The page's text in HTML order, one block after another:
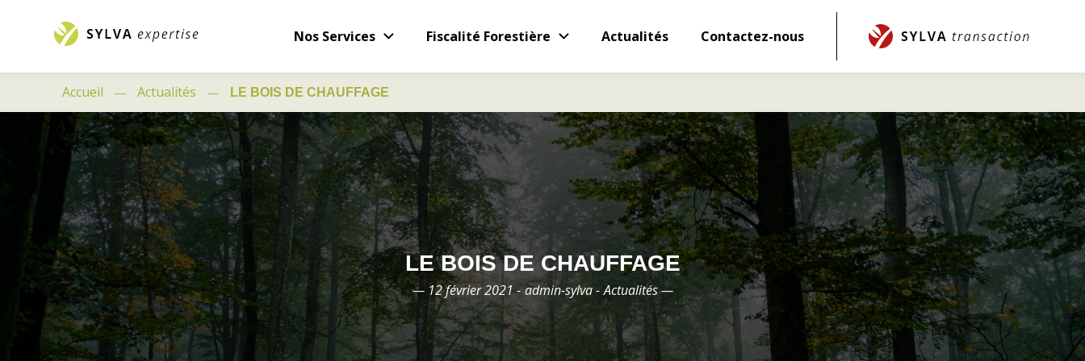
Nos Services Fiscalité Forestière Actualités Contactez-nous
Accueil — Actualités — LE BOIS DE CHAUFFAGE
LE BOIS DE CHAUFFAGE
— 12 février 2021 - admin-sylva - Actualités —